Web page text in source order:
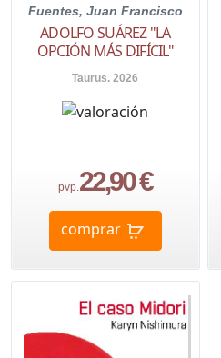
Fuentes, Juan Francisco
ADOLFO SUÁREZ "LA
OPCIÓN MÁS DIFÍCIL"
Taurus. 2026
pvp.22,90 €
comprar